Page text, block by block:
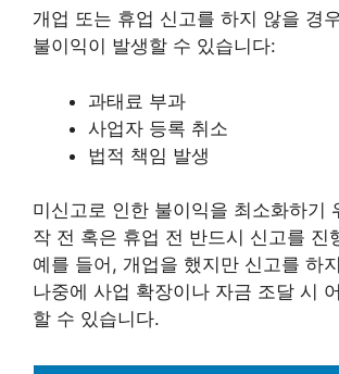
개업 또는 휴업 신고를 하지 않을 경
불이익이 발생할 수 있습니다:
과태료 부과
사업자 등록 취소
법적 책임 발생
미신고로 인한 불이익을 최소화하기
작 전 혹은 휴업 전 반드시 신고를 진
예를 들어, 개업을 했지만 신고를 하
나중에 사업 확장이나 자금 조달 시
할 수 있습니다.